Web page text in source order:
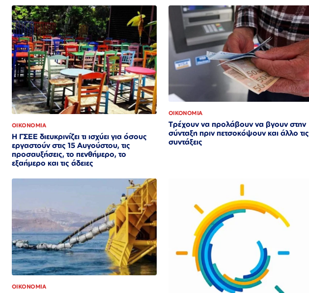
ΟΙΚΟΝΟΜΙΑ
Η ΓΣΕΕ διευκρινίζει τι ισχύει για όσους
εργαστούν στις 15 Αυγούστου, τις
προσαυξήσεις, το πενθήμερο, το
εξαήμερο και τις άδειες
ΟΙΚΟΝΟΜΙΑ
Τρέχουν να προλάβουν να βγουν στην
σύνταξη πριν πετσοκόψουν και άλλο τις
συντάξεις
ΟΙΚΟΝΟΜΙΑ